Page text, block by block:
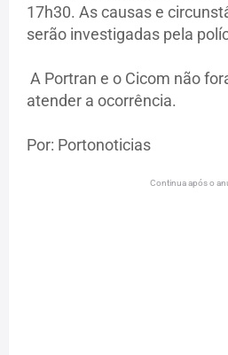
17h30. As causas e
serão investigadas pela
A Portran e o Cicom não
atender a ocorrência.
Por: Portonoticias
Continua após o